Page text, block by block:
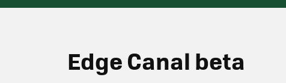
Edge Canal beta